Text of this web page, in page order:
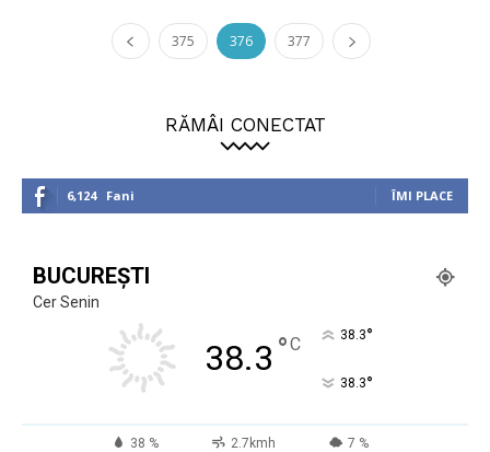
375 376 377
RĂMÂI CONECTAT
6,124 Fani ÎMI PLACE
BUCUREȘTI
Cer Senin
38.3 °C 38.3°
38.3°
38 % 2.7kmh 7 %